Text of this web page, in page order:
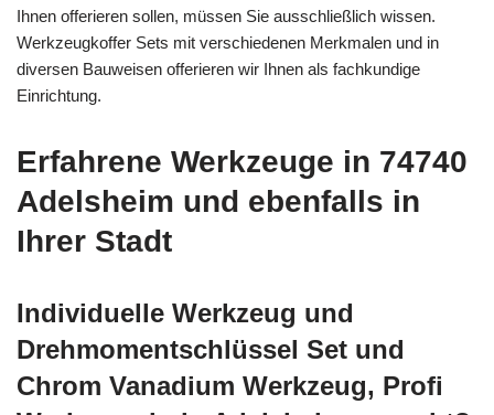
Ihnen offerieren sollen, müssen Sie ausschließlich wissen.
Werkzeugkoffer Sets mit verschiedenen Merkmalen und in
diversen Bauweisen offerieren wir Ihnen als fachkundige
Einrichtung.
Erfahrene Werkzeuge in 74740
Adelsheim und ebenfalls in
Ihrer Stadt
Individuelle Werkzeug und
Drehmomentschlüssel Set und
Chrom Vanadium Werkzeug, Profi